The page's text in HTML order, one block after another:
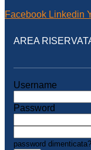
Facebook Linkedin
AREA
Username
Password
password dimenticata?